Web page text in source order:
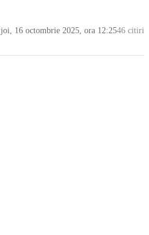
joi, 16 octombrie 2025, ora 12:2546 citiri